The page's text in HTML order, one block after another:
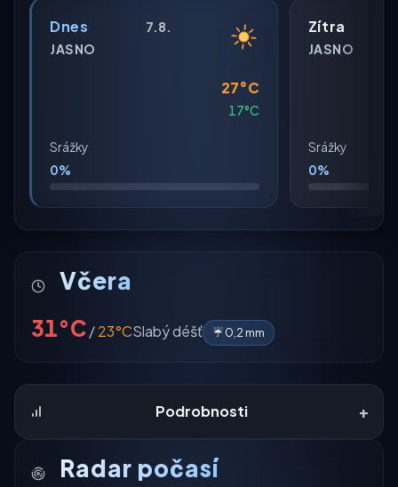
Dnes
7.8.
JASNO
27°C
17°C
Srážky
0%
Zítra
JASNO
Srážky
0%
Včera
31°C/23°CSlabý déšť ☔ 0,2 mm
Podrobnosti +
Radar počasí